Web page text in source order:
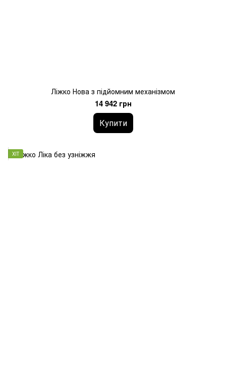
Ліжко Нова з підйомним механізмом
14 942 грн
Купити
ХІТ